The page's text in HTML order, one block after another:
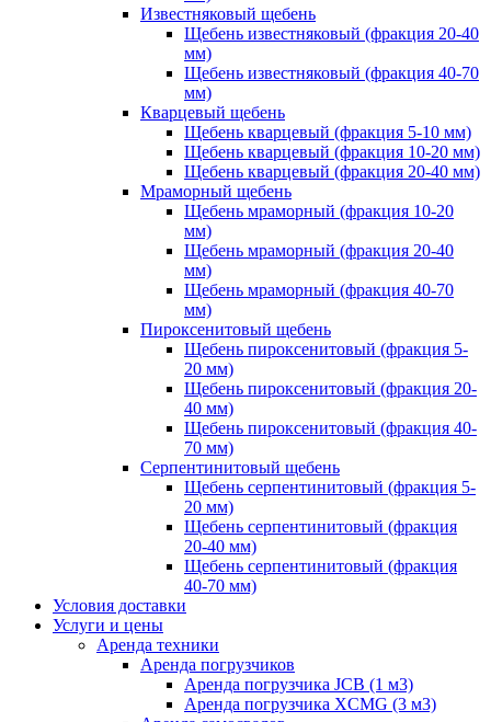
Известняковый щебень
Щебень известняковый (фракция 20-40
мм)
Щебень известняковый (фракция 40-70
мм)
Кварцевый щебень
Щебень кварцевый (фракция 5-10 мм)
Щебень кварцевый (фракция 10-20 мм)
Щебень кварцевый (фракция 20-40 мм)
Мраморный щебень
Щебень мраморный (фракция 10-20
мм)
Щебень мраморный (фракция 20-40
мм)
Щебень мраморный (фракция 40-70
мм)
Пироксенитовый щебень
Щебень пироксенитовый (фракция 5-
20 мм)
Щебень пироксенитовый (фракция 20-
40 мм)
Щебень пироксенитовый (фракция 40-
70 мм)
Серпентинитовый щебень
Щебень серпентинитовый (фракция 5-
20 мм)
Щебень серпентинитовый (фракция
20-40 мм)
Щебень серпентинитовый (фракция
40-70 мм)
Условия доставки
Услуги и цены
Аренда техники
Аренда погрузчиков
Аренда погрузчика JCB (1 м3)
Аренда погрузчика XCMG (3 м3)